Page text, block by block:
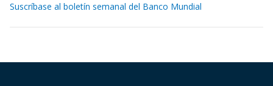
Suscríbase al boletín semanal del Banco Mundial